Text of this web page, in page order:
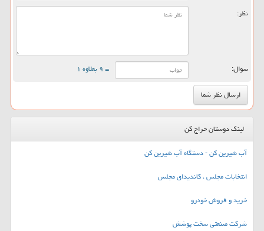
نظر:
سوال: = ۹ بعلاوه ۱
لینک دوستان حراج کن
آب شیرین کن - دستگاه آب شیرین کن
انتخابات مجلس ، کاندیدای مجلس
خرید و فروش خودرو
شرکت صنعتی سخت پوشش